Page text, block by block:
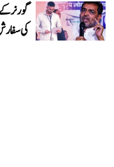
گورنر
کی سفارش